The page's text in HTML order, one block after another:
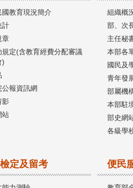
國教育現況簡介
計
章
規定(含教育經費分配審議
)
公報資訊網
影
站
組織概
部、次
主任秘
本部各
國民及
青年發
部屬機
本部駐
部史網
各級學
定及留考 便民